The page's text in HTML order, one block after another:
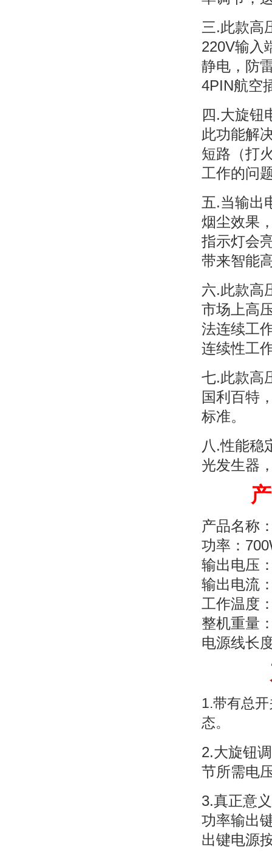
三.此款高
220V输入
静电，防
4PIN航空
四.大旋钮
此功能解
短路（打
工作的问
五.当输出
烟尘效果
指示灯会
带来智能
六.此款高
市场上高
法连续工
连续性工
七.此款高
国利百特
标准。
八.性能稳
光发生器
产
产品名称
功率：
输出电压
输出电流
工作温度
整机重
电源线长
1.带有总
态。
2.大旋钮
节所需电
3.真正意
功率输出
出键电源